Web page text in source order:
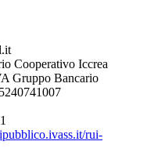
Cooperativo Iccrea
Gruppo Bancario
rui-